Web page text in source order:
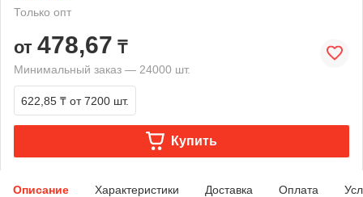
Только опт
от 478,67 ₸
Минимальный заказ — 24000 шт.
622,85 ₸ от 7200 шт.
Купить
Описание Характеристики Доставка Оплата